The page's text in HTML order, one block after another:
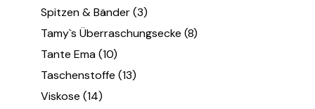
Spitzen & Bänder (3)
Tamy`s Überraschungsecke (8)
Tante Ema (10)
Taschenstoffe (13)
Viskose (14)